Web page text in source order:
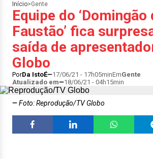
Início>Gente
Equipe do ‘Domingão
Faustão’ fica
saída de
Globo
PorDa IstoÉ 17/06/21 - 17h05minEmGente
Atualizado em
18/06/21 - 04h15min
Foto: Reprodução/TV Globo